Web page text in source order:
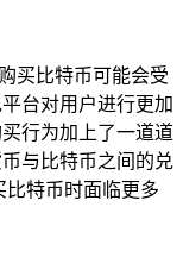
买比特币可能会受
台对用户进行更加
行为加上了一道道
与比特币之间的兑
特币时面临更多